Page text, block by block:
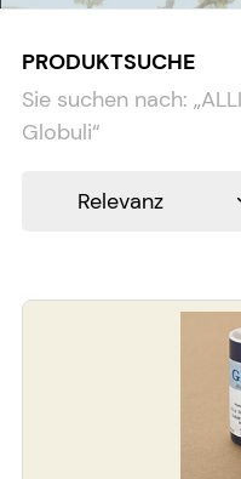
PRODUKTSUCHE
Sie suchen nach: „
Globuli“